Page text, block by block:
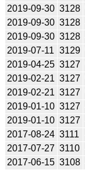
2019-09-30 3128
2019-09-30 3128
2019-09-30 3128
2019-07-11 3129
2019-04-25 3127
2019-02-21 3127
2019-02-21 3127
2019-01-10 3127
2019-01-10 3127
2017-08-24 3111
2017-07-27 3110
2017-06-15 3108